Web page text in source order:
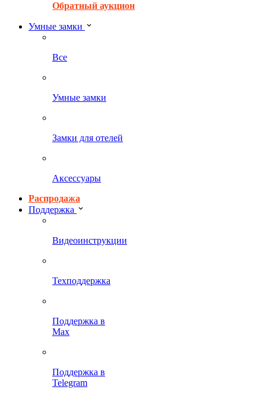
Обратный аукцион
Умные замки
Все
Умные замки
Замки для отелей
Аксессуары
Распродажа
Поддержка
Видеоинструкции
Техподдержка
Поддержка в
Max
Поддержка в
Telegram